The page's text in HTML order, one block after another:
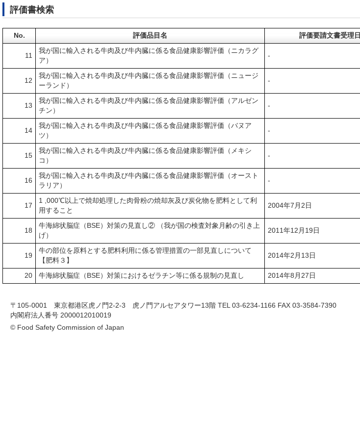
評価書検索
No. 評価品目名 評価要請文書受理日
11
我が国に輸入される牛肉及び牛内臓に係る食品健康影響評価（ニカラグ
ア）
-
12
我が国に輸入される牛肉及び牛内臓に係る食品健康影響評価（ニュージ
ーランド）
-
13
我が国に輸入される牛肉及び牛内臓に係る食品健康影響評価（アルゼン
チン）
-
14
我が国に輸入される牛肉及び牛内臓に係る食品健康影響評価（バヌア
ツ）
-
15
我が国に輸入される牛肉及び牛内臓に係る食品健康影響評価（メキシ
コ）
-
16
我が国に輸入される牛肉及び牛内臓に係る食品健康影響評価（オースト
ラリア）
-
17
1 ,000℃以上で焼却処理した肉骨粉の焼却灰及び炭化物を肥料として利
用すること
2004年7月2日
18
牛海綿状脳症（BSE）対策の見直し② （我が国の検査対象月齢の引き上
げ）
2011年12月19日
19
牛の部位を原料とする肥料利用に係る管理措置の一部見直しについて
【肥料３】
2014年2月13日
20 牛海綿状脳症（BSE）対策におけるゼラチン等に係る規制の見直し 2014年8月27日
〒105-0001 東京都港区虎ノ門2-2-3 虎ノ門アルセアタワー13階 TEL 03-6234-1166 FAX 03-3584-7390
内閣府法人番号 2000012010019
© Food Safety Commission of Japan